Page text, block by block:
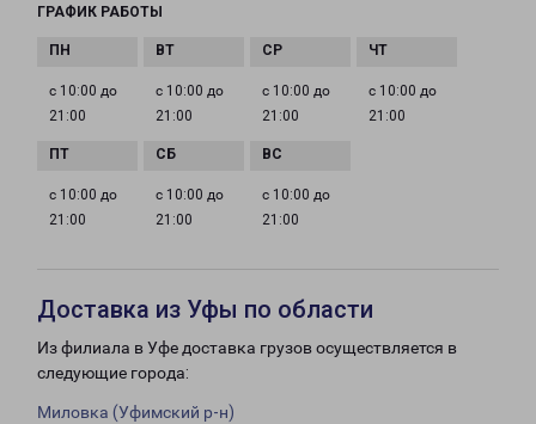
ГРАФИК РАБОТЫ
с 10:00 до
21:00
с 10:00 до
21:00
с 10:00 до
21:00
с 10:00 до
21:00
с 10:00 до
21:00
с 10:00 до
21:00
с 10:00 до
21:00
Доставка из Уфы по области
Из филиала в Уфе доставка грузов осуществляется в
следующие города:
Миловка (Уфимский р-н)